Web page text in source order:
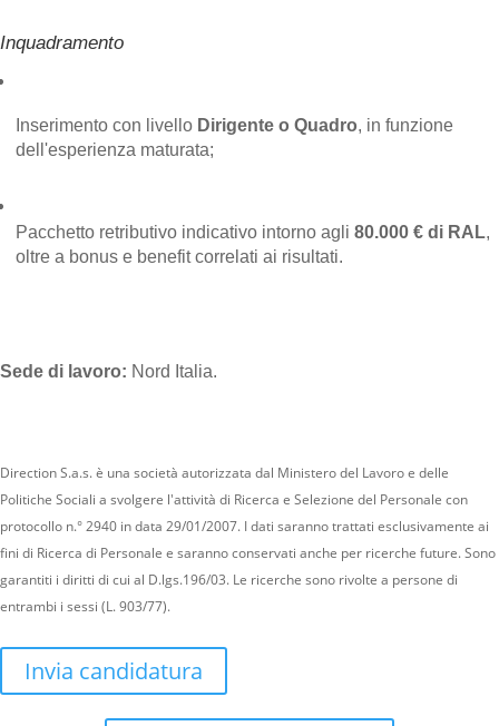
Inquadramento
Inserimento con livello Dirigente o Quadro, in funzione
dell'esperienza maturata;
Pacchetto retributivo indicativo intorno agli 80.000 € di RAL,
oltre a bonus e benefit correlati ai risultati.
Sede di lavoro: Nord Italia.
Direction S.a.s. è una società autorizzata dal Ministero del Lavoro e delle
Politiche Sociali a svolgere l'attività di Ricerca e Selezione del Personale con
protocollo n.° 2940 in data 29/01/2007. I dati saranno trattati esclusivamente ai
fini di Ricerca di Personale e saranno conservati anche per ricerche future. Sono
garantiti i diritti di cui al D.lgs.196/03. Le ricerche sono rivolte a persone di
entrambi i sessi (L. 903/77).
Invia candidatura